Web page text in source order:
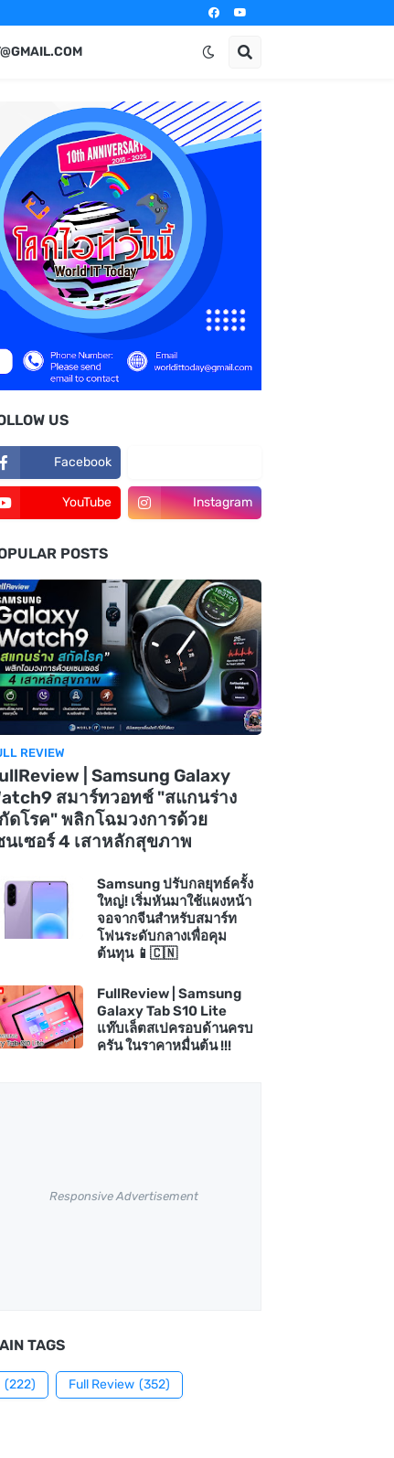
US
Facebook
YouTube Instagram
POSTS
REVIEW
| Samsung Galaxy
สมาร์ทวอทช์ "สแกนร่าง
ดโรค" พลิกโฉมวงการด้วย
นเซอร์ 4 เสาหลักสุขภาพ
Samsung ปรับกลยุทธ์ครั้ง
ใหญ่! เริ่มหันมาใช้แผงหน้า
จอจากจีนสำหรับสมาร์ท
โฟนระดับกลางเพื่อคุม
ต้นทุน 📱🇨🇳
FullReview | Samsung
Galaxy Tab S10 Lite
แท๊บเล็ตสเปครอบด้านครบ
ครัน ในราคาหมื่นต้น !!!
Responsive Advertisement
TAGS
(222) Full Review (352)